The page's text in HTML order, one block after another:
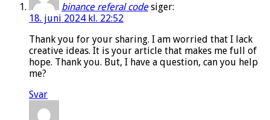
binance referal code siger:
18. juni 2024 kl. 22:52
Thank you for your sharing. I am worried that I lack
creative ideas. It is your article that makes me full of
hope. Thank you. But, I have a question, can you help
me?
Svar